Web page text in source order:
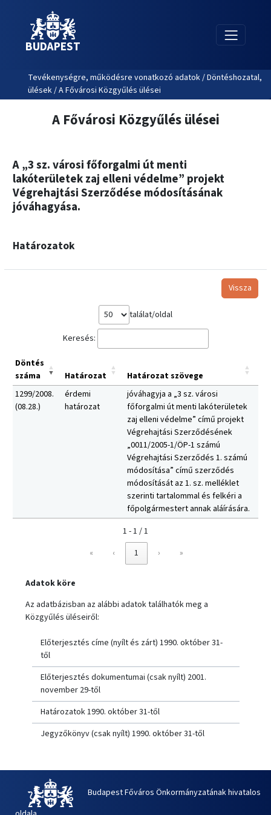
BUDAPEST
Tevékenységre, működésre vonatkozó adatok / Döntéshozatal,
ülések / A Fővárosi Közgyűlés ülései
A Fővárosi Közgyűlés ülései
A „3 sz. városi főforgalmi út menti
lakóterületek zaj elleni védelme” projekt
Végrehajtási Szerződése módosításának
jóváhagyása.
Határozatok
Vissza
találat/oldal
Keresés:
Döntés
száma
Határozat
Határozat szövege
1299/2008.
(08.28.)
érdemi
határozat
jóváhagyja a „3 sz. városi
főforgalmi út menti lakóterületek
zaj elleni védelme” című projekt
Végrehajtási Szerződésének
„0011/2005-1/ÖP-1 számú
Végrehajtási Szerződés 1. számú
módosítása” című szerződés
módosítását az 1. sz. melléklet
szerinti tartalommal és felkéri a
főpolgármestert annak aláírására.
1 - 1 / 1
«
‹ 1 › »
Adatok köre
Az adatbázisban az alábbi adatok találhatók meg a
Közgyűlés üléseiről:
Előterjesztés címe (nyílt és zárt) 1990. október 31-
től
Előterjesztés dokumentumai (csak nyílt) 2001.
november 29-től
Határozatok 1990. október 31-től
Jegyzőkönyv (csak nyílt) 1990. október 31-től
Budapest Főváros Önkormányzatának hivatalos